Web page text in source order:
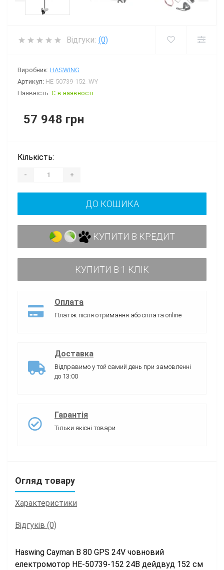
Відгуки: (0)
Виробник: HASWING
Артикул: HE-50739-152_WY
Наявність: Є в наявності
57 948 грн
Кількість:
- +
ДО КОШИКА
КУПИТИ В КРЕДИТ
КУПИТИ В 1 КЛІК
Оплата
Платіж після отримання або сплата online
Доставка
Відправимо у той самий день при замовленні
до 13:00
Гарантія
Тільки якісні товари
Огляд товару
Характеристики
Відгуків (0)
Haswing Cayman B 80 GPS 24V човновий
електромотор HE-50739-152 24В дейдвуд 152 см